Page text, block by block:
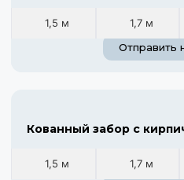
1,5 м 1,7 м
Отправить
Кованный забор с
1,5 м 1,7 м